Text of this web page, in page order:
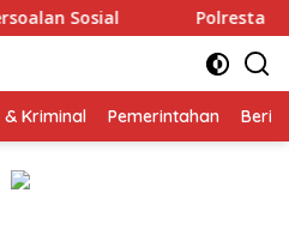
Kota Gelar Makan
& Kriminal Pemerintahan